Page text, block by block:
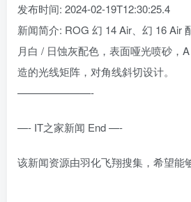
发布时间: 2024-02-19T12:30:25.4
新闻简介: ROG 幻 14 Air、幻 16 Air
月白 / 日蚀灰配色，表面哑光喷砂，
造的光线矩阵，对角线斜切设计。
———————-
—- IT之家新闻 End —-
该新闻资源由羽化飞翔搜集，希望能